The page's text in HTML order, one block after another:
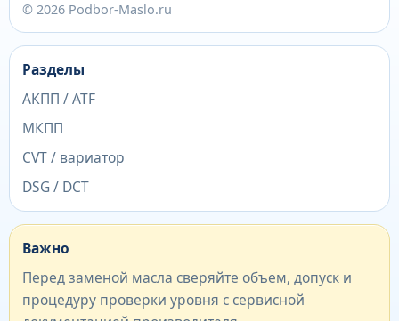
© 2026 Podbor-Maslo.ru
Разделы
АКПП / ATF
МКПП
CVT / вариатор
DSG / DCT
Важно
Перед заменой масла сверяйте объем, допуск и
процедуру проверки уровня с сервисной